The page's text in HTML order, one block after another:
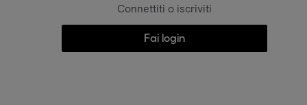
Connettiti o iscriviti
Fai login